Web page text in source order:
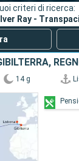
criteri di ricerca:
Ray -
14 g